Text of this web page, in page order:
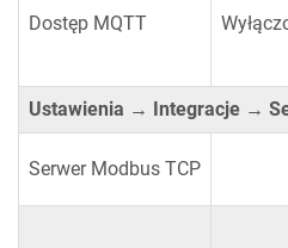
Dostęp MQTT
Ustawienia → Integracje →
Serwer Modbus TCP